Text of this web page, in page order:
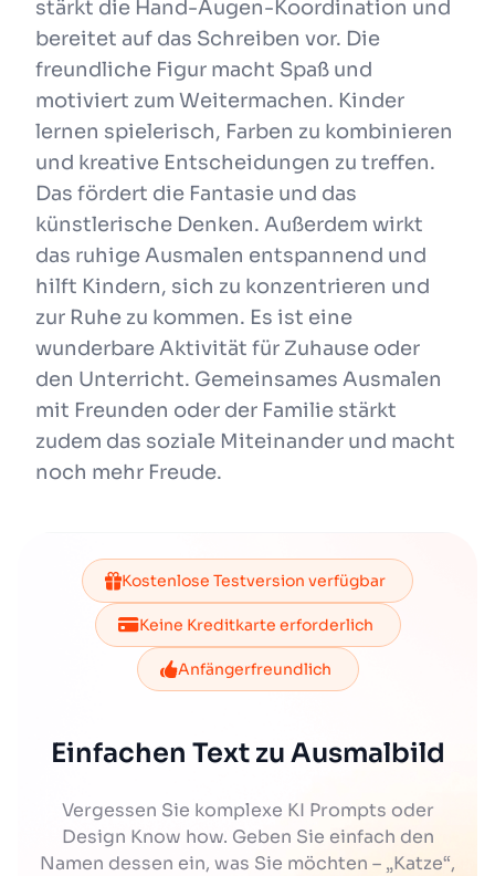
stärkt die Hand-Augen-Koordination und
bereitet auf das Schreiben vor. Die
freundliche Figur macht Spaß und
motiviert zum Weitermachen. Kinder
lernen spielerisch, Farben zu kombinieren
und kreative Entscheidungen zu treffen.
Das fördert die Fantasie und das
künstlerische Denken. Außerdem wirkt
das ruhige Ausmalen entspannend und
hilft Kindern, sich zu konzentrieren und
zur Ruhe zu kommen. Es ist eine
wunderbare Aktivität für Zuhause oder
den Unterricht. Gemeinsames Ausmalen
mit Freunden oder der Familie stärkt
zudem das soziale Miteinander und macht
noch mehr Freude.
Kostenlose Testversion verfügbar
Keine Kreditkarte erforderlich
Anfängerfreundlich
Einfachen Text zu Ausmalbild
Vergessen Sie komplexe KI Prompts oder
Design Know how. Geben Sie einfach den
Namen dessen ein, was Sie möchten – „Katze“,